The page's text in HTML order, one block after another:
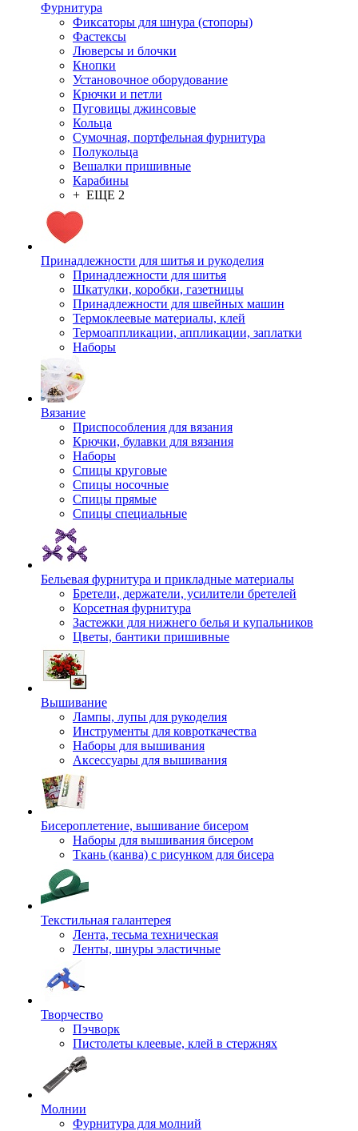
Фурнитура
Фиксаторы для шнура (стопоры)
Фастексы
Люверсы и блочки
Кнопки
Установочное оборудование
Крючки и петли
Пуговицы джинсовые
Кольца
Сумочная, портфельная фурнитура
Полукольца
Вешалки пришивные
Карабины
+ ЕЩЕ 2
Принадлежности для шитья и рукоделия
Принадлежности для шитья
Шкатулки, коробки, газетницы
Принадлежности для швейных машин
Термоклеевые материалы, клей
Термоаппликации, аппликации, заплатки
Наборы
Вязание
Приспособления для вязания
Крючки, булавки для вязания
Наборы
Спицы круговые
Спицы носочные
Спицы прямые
Спицы специальные
Бельевая фурнитура и прикладные материалы
Бретели, держатели, усилители бретелей
Корсетная фурнитура
Застежки для нижнего белья и купальников
Цветы, бантики пришивные
Вышивание
Лампы, лупы для рукоделия
Инструменты для ковроткачества
Наборы для вышивания
Аксессуары для вышивания
Бисероплетение, вышивание бисером
Наборы для вышивания бисером
Ткань (канва) с рисунком для бисера
Текстильная галантерея
Лента, тесьма техническая
Ленты, шнуры эластичные
Творчество
Пэчворк
Пистолеты клеевые, клей в стержнях
Молнии
Фурнитура для молний